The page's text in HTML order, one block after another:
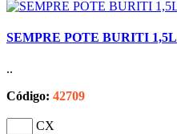
SEMPRE POTE BURITI 1,5L
..
Código: 42709
CX